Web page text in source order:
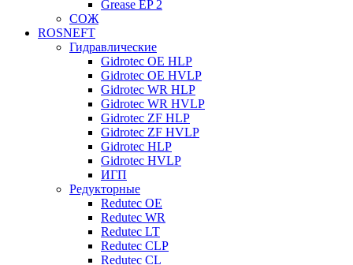
Grease EP 2
СОЖ
ROSNEFT
Гидравлические
Gidrotec OE HLP
Gidrotec OE HVLP
Gidrotec WR HLP
Gidrotec WR HVLP
Gidrotec ZF HLP
Gidrotec ZF HVLP
Gidrotec HLP
Gidrotec HVLP
ИГП
Редукторные
Redutec OE
Redutec WR
Redutec LT
Redutec CLP
Redutec CL